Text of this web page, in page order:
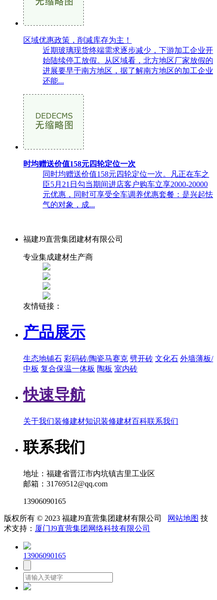
区域优惠政策，削减库存为主！
近期玻璃现货终端需求逐步减少，下游加工企业开
始陆续停工放假。从区域看，北方地区厂家放假的
进展要早于南方地区，据了解南方地区的加工企业
还能...
时均赠送价值158元四轮定位一次
同时均赠送价值158元四轮定位一次。凡正在车之
臣5月21日勾当期间进店客户购车立享2000-20000
元优惠，同时可享受全车调养优惠套餐：是兴起怯
气的对象，成...
福建J9直营集团建材有限公司
专业集成建材生产商
友情链接：
产品展示
生态地铺石 彩码砖/陶瓷马赛克 劈开砖 文化石 外墙薄板/
中板 复合保温一体板 陶板 室内砖
快速导航
关于我们装修建材知识装修建材百科联系我们
联系我们
地址：福建省晋江市内坑镇吉里工业区
邮箱：31769512@qq.com
13906090165
版权所有 © 2023 福建J9直营集团建材有限公司 网站地图 技
术支持： 厦门J9直营集团网络科技有限公司
13906090165